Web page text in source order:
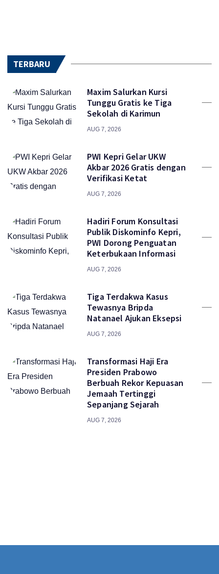
TERBARU
Maxim Salurkan Kursi
Tunggu Gratis ke Tiga
Sekolah di Karimun
AUG 7, 2026
PWI Kepri Gelar UKW
Akbar 2026 Gratis dengan
Verifikasi Ketat
AUG 7, 2026
Hadiri Forum Konsultasi
Publik Diskominfo Kepri,
PWI Dorong Penguatan
Keterbukaan Informasi
AUG 7, 2026
Tiga Terdakwa Kasus
Tewasnya Bripda
Natanael Ajukan Eksepsi
AUG 7, 2026
Transformasi Haji Era
Presiden Prabowo
Berbuah Rekor Kepuasan
Jemaah Tertinggi
Sepanjang Sejarah
AUG 7, 2026